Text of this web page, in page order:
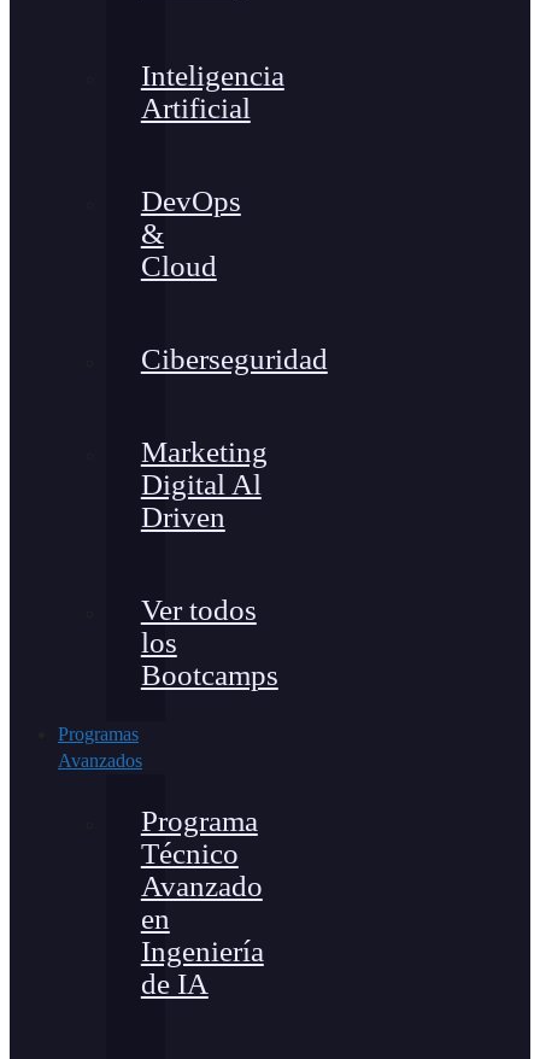
Inteligencia
Artificial
DevOps
&
Cloud
Ciberseguridad
Marketing
Digital Al
Driven
Ver todos
los
Bootcamps
Programas
Avanzados
Programa
Técnico
Avanzado
en
Ingeniería
de IA